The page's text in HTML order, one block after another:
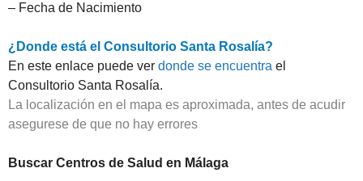
– Fecha de Nacimiento
¿Donde está el Consultorio Santa Rosalía?
En este enlace puede ver donde se encuentra el
Consultorio Santa Rosalía.
La localización en el mapa es aproximada, antes de acudir
asegurese de que no hay errores
Buscar Centros de Salud en Málaga